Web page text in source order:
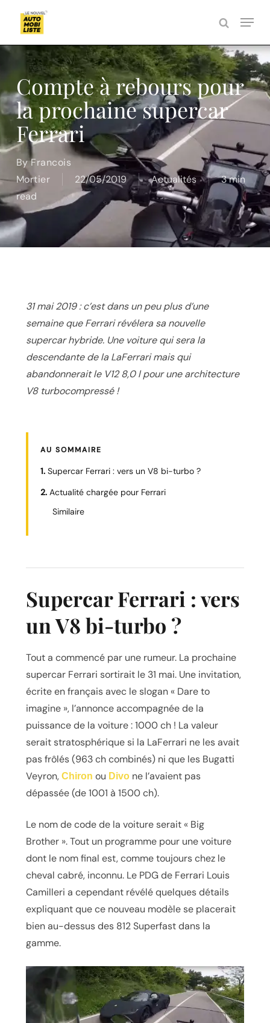
content
search
Menu
Compte à rebours pour
la prochaine supercar
Ferrari
By Francois
Mortier
22/05/2019 Actualités
3 min
read
31 mai 2019 : c’est dans un peu plus d’une
semaine que Ferrari révélera sa nouvelle
supercar hybride. Une voiture qui sera la
descendante de la LaFerrari mais qui
abandonnerait le V12 8,0 l pour une architecture
V8 turbocompressé !
AU SOMMAIRE
Supercar Ferrari : vers un V8 bi-turbo ?
Actualité chargée pour Ferrari
Similaire
Supercar Ferrari : vers
un V8 bi-turbo ?
Tout a commencé par une rumeur. La prochaine
supercar Ferrari sortirait le 31 mai. Une invitation,
écrite en français avec le slogan « Dare to
imagine », l’annonce accompagnée de la
puissance de la voiture : 1000 ch ! La valeur
serait stratosphérique si la LaFerrari ne les avait
pas frôlés (963 ch combinés) ni que les Bugatti
Veyron, Chiron ou Divo ne l’avaient pas
dépassée (de 1001 à 1500 ch).
Le nom de code de la voiture serait « Big
Brother ». Tout un programme pour une voiture
dont le nom final est, comme toujours chez le
cheval cabré, inconnu. Le PDG de Ferrari Louis
Camilleri a cependant révélé quelques détails
expliquant que ce nouveau modèle se placerait
bien au-dessus des 812 Superfast dans la
gamme.
Menu